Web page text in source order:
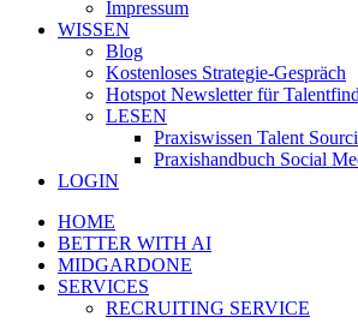
Impressum
WISSEN
Blog
Kostenloses Strategie-Gespräch
Hotspot Newsletter für
LESEN
Praxiswissen Talent
Praxishandbuch Social
LOGIN
HOME
BETTER WITH AI
MIDGARDONE
SERVICES
RECRUITING SERVICE